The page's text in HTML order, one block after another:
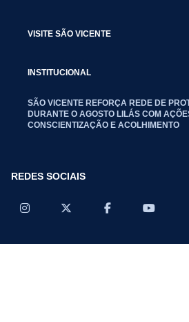
VISITE SÃO VICENTE
INSTITUCIONAL
SÃO VICENTE REFORÇA REDE DE
DURANTE O AGOSTO LILÁS COM
CONSCIENTIZAÇÃO E ACOLHIMENTO
REDES SOCIAIS